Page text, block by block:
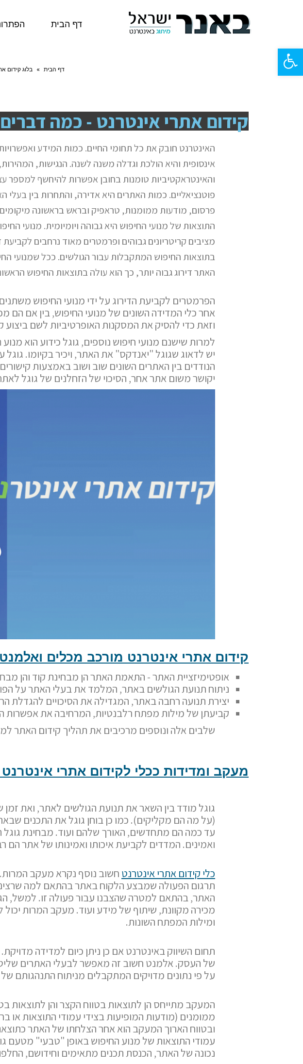
פתח
סרגל
דף הבית
דף הבית » בלוג קידום
קידום אתרי אינטרנט - כמה
האינטרנט חובק את כל תחומי החיים. כמות המידע
אינסופית והיא הולכת וגדלה משנה לשנה. הנגישות,
והאינטראקטיביות טומנות בחובן אפשרות להיחשף למספר
פוטנציאליים. כמות האתרים היא אדירה, והתחרות בין בעלי
פרסום, מודעות ממומנות, טראפיק ובראש בראשונה
התוצאות של מנועי החיפוש היא גבוהה ויומיומית. מנועי
מציבים קריטריונים גבוהים ופרמטרים מאוד נרחבים
בתוצאות החיפוש המתקבלות עבור הגולשים. ככל שמנועי
האתר דירוג גבוה יותר, כך הוא עולה בתוצאות החיפוש
הפרמטרים לקביעת הדירוג על ידי מנועי החיפוש
אחר כלי המדידה השונים של מנועי החיפוש, בין אם הם
וזאת כדי להסיק את המסקנות האופרטיביות לשם ביצוע
למרות שישנם מנועי חיפוש נוספים, גוגל כידוע הוא
יש לדאוג שגוגל "יאנדקס" את האתר, ויכיר בקיומו.
הנודדים בין האתרים השונים שוב ושוב באמצעות
יקושר משום אתר אחר, הסיכוי של הזחלנים של גוגל
קידום אתרי אינטרנט מורכב מכלים
אופטימיזציית האתר - התאמת האתר הן מבחינת קוד והן
ניתוח תנועת הגולשים באתר, המלמד את בעלי האתר על
יצירת תנועה רחבה באתר, המגדילה את הסיכויים להגדלת
קביעתן של מילות מפתח רלבנטיות, המרחיבה את אפשרות
שלבים אלה ונוספים מרכיבים את תהליך קידום האתר
מעקב ומדידות ככלי לקידום אתרי אינטרנט
גוגל מודד בין השאר את תנועת הגולשים לאתר, ואת
(על מה הם מקליקים). כמו כן בוחן גוגל את התכנים
עד כמה הם מתחדשים, האורך שלהם ועוד. מבחינת גוגל
ואמינים. המדדים לקביעת איכותו ואמינותו של אתר הם
כלי קידום אתרי אינטרנט חשוב נוסף נקרא מעקב
תרגום הפעולה שמבצע הלקוח באתר בהתאם למה
האתר, בהתאם למטרה שהצבנו עבור פעולה זו. למשל,
מכירה מקוונת, שיתוף של מידע ועוד. מעקב המרות יכול
ומילות המפתח השונות.
תחום השיווק באינטרנט אם כן ניתן כיום למדידה
של העסק. אלמנט חשוב זה מאפשר לבעלי האתרים
על פי נתונים מדויקים המתקבלים מניתוח התנהגותם
המעקב מתייחס הן לתוצאות בטווח הקצר והן לתוצאות
ממומנים (מודעות המופיעות בצידי עמודי התוצאות
ובטווח הארוך המעקב הוא אחר הצלחתו של האתר
עמודי התוצאות של מנוע החיפוש באופן "טבעי" מטעם
נכונה של האתר, הכנסת תכנים מתאימים וחידושם,